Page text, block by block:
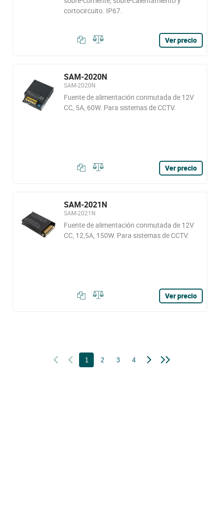
cortocircuito. IP67.
Ver precio
SAM-2020N
SAM-2020N
Fuente de alimentación conmutada de 12V
CC, 5A, 60W. Para sistemas de CCTV.
Ver precio
SAM-2021N
SAM-2021N
Fuente de alimentación conmutada de 12V
CC, 12,5A, 150W. Para sistemas de CCTV.
Ver precio
1 2 3 4